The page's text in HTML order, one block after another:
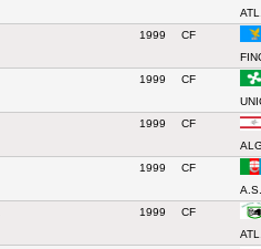
1999
CF
1999
CF
1999
CF
1999
CF
1999
CF